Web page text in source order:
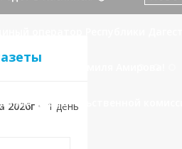
История Шамиля Амирова!
Правительственной
2026г • 1 день